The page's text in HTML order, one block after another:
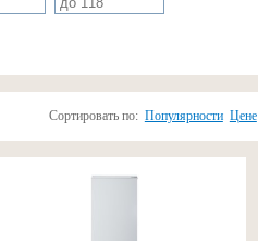
Сортировать по: Популярности Цене